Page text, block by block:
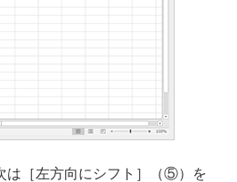
は［左方向にシフト］（⑤）を